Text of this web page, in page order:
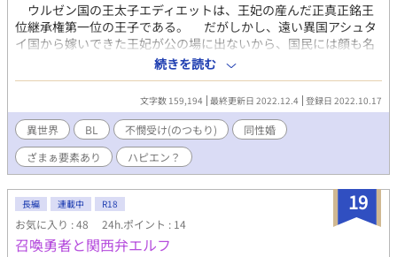
ウルゼン国の王太子エディエットは、王妃の産んだ正真正銘王
位継承権第一位の王子である。 だがしかし、遠い異国アシュタ
イ国から嫁いできた王妃が公の場に出ないから、国民には顔も名
前も覚えられてはいなかった。 毎日毎日公務をこなしているエ
ディエットであったが、何故か自分の知らないうちに王太子の婚
約発表の日取りが決められていた。 衣装の手配をし、スケジュ
ールを組むエディエットであったが、病に伏せる国王には何も知
らされてはいなかった。 そうして、婚約発表の日、エディエッ
トはこっそりと城を抜け出したのだった。自分の持てる全てを持
って。 たどり着いた先は、かつて父である国王から贈られた
辺境の地。長らく領主が不在であったため王都にからも忘れられ
ていた。 閉じていた邸を開け、使用人を雇い領主生活を始めた
エディエットは、 領民のために魔道具を開発していく。そうし
て、人々の驚異である魔獣の森を快諾するための魔道具を作り出
した。しかしそのせいで、エディエットの運命が大きく変わって
続きを読む
文字数 159,194 最終更新日 2022.12.4 登録日 2022.10.17
異世界 BL 不憫受け(のつもり)
同性婚
ざまぁ要素あり
ハピエン？
19
長編 連載中 R18
お気に入り : 48 24h.ポイント : 14
召喚勇者と関西弁エルフ